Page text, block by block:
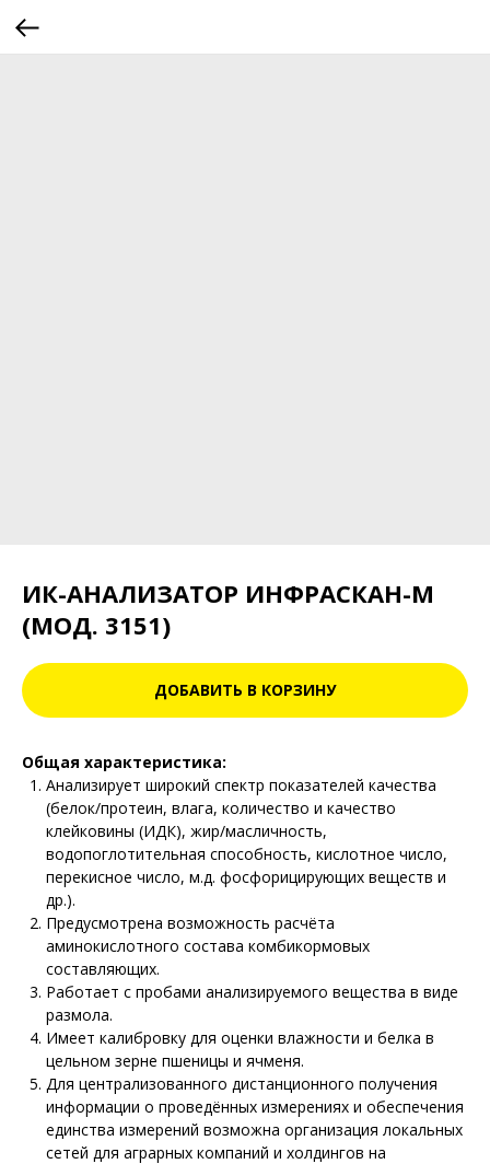
ИК-АНАЛИЗАТОР ИНФРАСКАН-М
(МОД. 3151)
ДОБАВИТЬ В КОРЗИНУ
Общая характеристика:
Анализирует широкий спектр показателей качества
(белок/протеин, влага, количество и качество
клейковины (ИДК), жир/масличность,
водопоглотительная способность, кислотное число,
перекисное число, м.д. фосфорицирующих веществ и
др.).
Предусмотрена возможность расчёта
аминокислотного состава комбикормовых
составляющих.
Работает с пробами анализируемого вещества в виде
размола.
Имеет калибровку для оценки влажности и белка в
цельном зерне пшеницы и ячменя.
Для централизованного дистанционного получения
информации о проведённых измерениях и обеспечения
единства измерений возможна организация локальных
сетей для аграрных компаний и холдингов на